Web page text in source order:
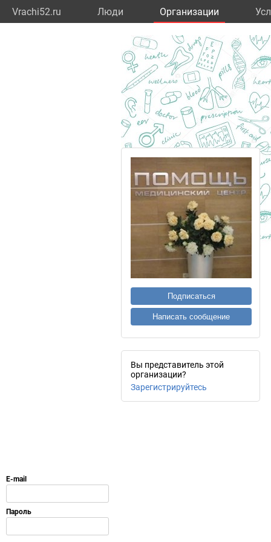
Vrachi52.ru Люди Организации
Подписаться
Написать сообщение
Вы представитель этой
организации?
Зарегистрируйтесь